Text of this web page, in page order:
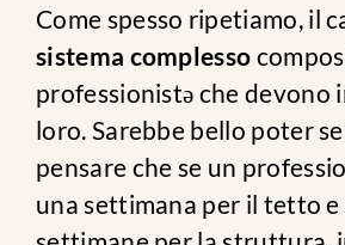
Come spesso ripetiamo, il
sistema complesso
professionistǝ che devono
loro. Sarebbe bello poter
pensare che se un
una settimana per il tetto